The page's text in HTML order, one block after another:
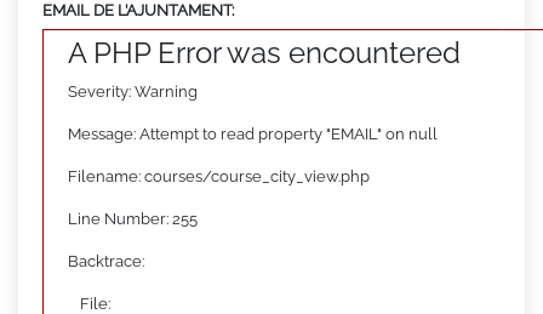
EMAIL DE L’AJUNTAMENT:
A PHP Error was encountered
Severity: Warning
Message: Attempt to read property "EMAIL" on null
Filename: courses/course_city_view.php
Line Number: 255
Backtrace:
File: